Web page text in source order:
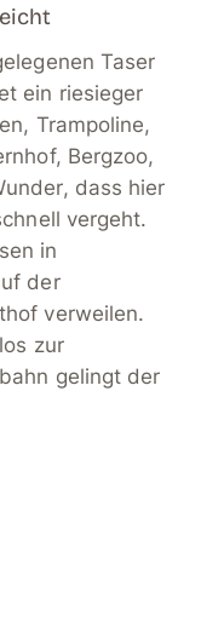
Taser
ein riesieger
Trampoline,
Bergzoo,
dass hier
vergeht.
in
der
verweilen.
zur
gelingt der